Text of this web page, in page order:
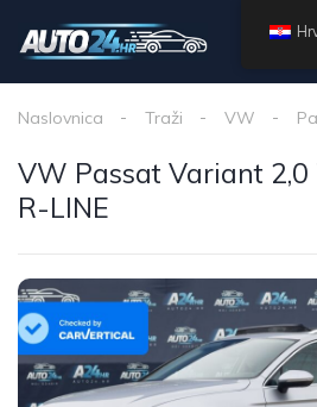
Naslovnica Traži VW
VW Passat Variant 2,0
R-LINE